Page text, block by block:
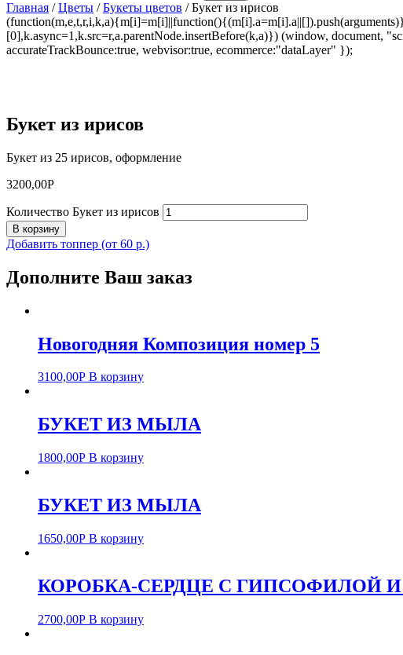
Главная /Цветы /Букеты цветов / Букет из ирисов
[0],k.async=1,k.src=r,a.parentNode.insertBefore(k,a)}) (window, document,
accurateTrackBounce:true, webvisor:true, ecommerce:"dataLayer" });
Букет из ирисов
Букет из 25 ирисов, оформление
3200,00Р
Количество Букет из ирисов
В корзину
Добавить топпер (от 60 р.)
Дополните Ваш заказ
Новогодняя Композиция номер 5
3100,00Р В корзину
БУКЕТ ИЗ МЫЛА
1800,00Р В корзину
БУКЕТ ИЗ МЫЛА
1650,00Р В корзину
КОРОБКА-СЕРДЦЕ С ГИПСОФИЛОЙ
2700,00Р В корзину